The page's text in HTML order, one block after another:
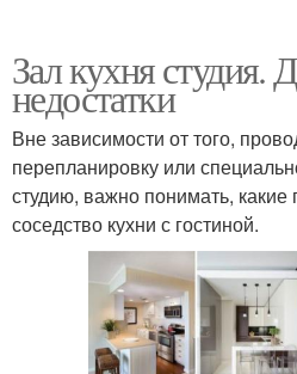
Зал кухня студия.
недостатки
Вне зависимости от того,
перепланировку или
студию, важно понимать,
соседство кухни с гостиной.